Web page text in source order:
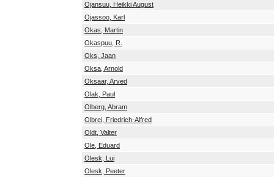
Ojansuu, Heikki August
Ojassoo, Karl
Okas, Martin
Okaspuu, R.
Oks, Jaan
Oksa, Arnold
Oksaar, Arved
Olak, Paul
Olberg, Abram
Olbrei, Friedrich-Alfred
Oldt, Valter
Ole, Eduard
Olesk, Lui
Olesk, Peeter